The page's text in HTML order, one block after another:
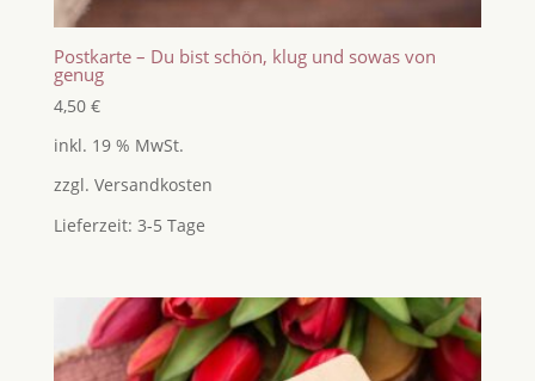
Postkarte – Du bist schön, klug und sowas von
genug
4,50 €
inkl. 19 % MwSt.
zzgl. Versandkosten
Lieferzeit: 3-5 Tage